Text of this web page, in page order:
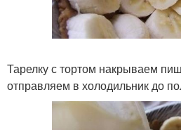
Тарелку с тортом накрываем
отправляем в холодильник до